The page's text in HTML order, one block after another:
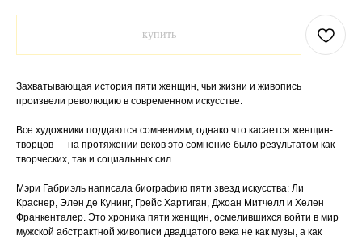
купить
Захватывающая история пяти женщин, чьи жизни и живопись
произвели революцию в современном искусстве.
Все художники поддаются сомнениям, однако что касается женщин-
творцов — на протяжении веков это сомнение было результатом как
творческих, так и социальных сил.
Мэри Габриэль написала биографию пяти звезд искусства: Ли
Краснер, Элен де Кунинг, Грейс Хартиган, Джоан Митчелл и Хелен
Франкенталер. Это хроника пяти женщин, осмелившихся войти в мир
мужской абстрактной живописи двадцатого века не как музы, а как